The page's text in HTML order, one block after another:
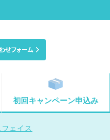
初回キャンペーン申込み
ェイス